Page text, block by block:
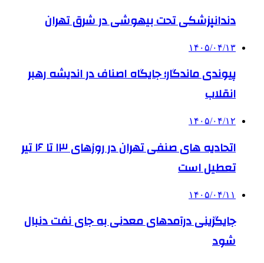
دندانپزشکی تحت بیهوشی در شرق تهران
۱۴۰۵/۰۴/۱۳
پیوندی ماندگار؛ جایگاه اصناف در اندیشه رهبر
انقلاب
۱۴۰۵/۰۴/۱۲
اتحادیه های صنفی تهران در روزهای ۱۳ تا ۱۶ تیر
تعطیل است
۱۴۰۵/۰۴/۱۱
جایگزینی درآمدهای معدنی به جای نفت دنبال
شود